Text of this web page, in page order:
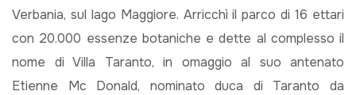
Verbania, sul lago Maggiore. Arricchì il parco di 16 ettari
con 20.000 essenze botaniche e dette al complesso il
nome di Villa Taranto, in omaggio al suo antenato
Etienne Mc Donald, nominato duca di Taranto da